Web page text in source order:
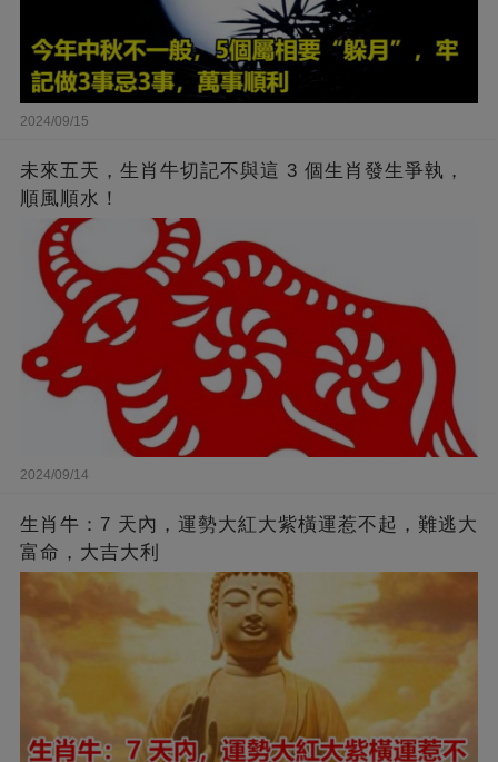
2024/09/15
未來五天，生肖牛切記不與這 3 個生肖發生爭執，
順風順水！
2024/09/14
生肖牛：7 天內，運勢大紅大紫橫運惹不起，難逃大
富命，大吉大利